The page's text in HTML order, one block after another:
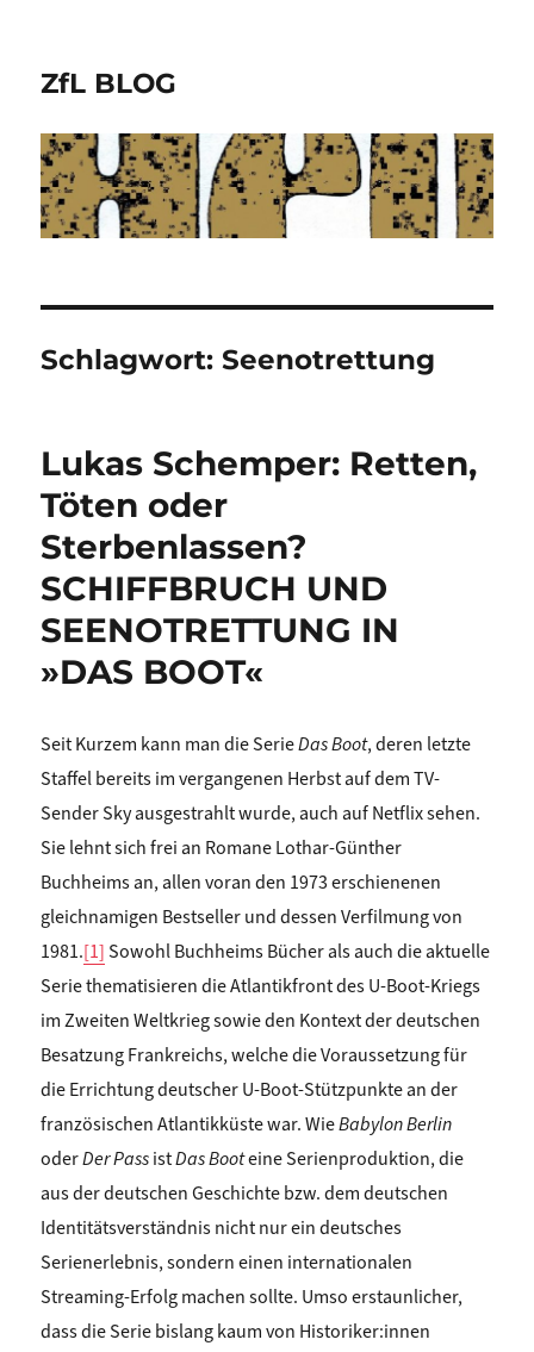
ZfL BLOG
Schlagwort:Seenotrettung
Lukas Schemper: Retten,
Töten oder
Sterbenlassen?
SCHIFFBRUCH UND
SEENOTRETTUNG IN
»DAS BOOT«
Seit Kurzem kann man die SerieDas Boot, deren letzte
Staffel bereits im vergangenen Herbst auf dem TV-
Sender Sky ausgestrahlt wurde, auch auf Netflix sehen.
Sie lehnt sich frei an Romane Lothar-Günther
Buchheims an, allen voran den 1973 erschienenen
gleichnamigen Bestseller und dessen Verfilmung von
1981.[1] Sowohl Buchheims Bücher als auch die aktuelle
Serie thematisieren die Atlantikfront des U-Boot-Kriegs
im Zweiten Weltkrieg sowie den Kontext der deutschen
Besatzung Frankreichs, welche die Voraussetzung für
die Errichtung deutscher U-Boot-Stützpunkte an der
französischen Atlantikküste war. WieBabylon Berlin
oderDer PassistDas Booteine Serienproduktion, die
aus der deutschen Geschichte bzw. dem deutschen
Identitätsverständnis nicht nur ein deutsches
Serienerlebnis, sondern einen internationalen
Streaming-Erfolg machen sollte. Umso erstaunlicher,
dass die Serie bislang kaum von Historiker:innen